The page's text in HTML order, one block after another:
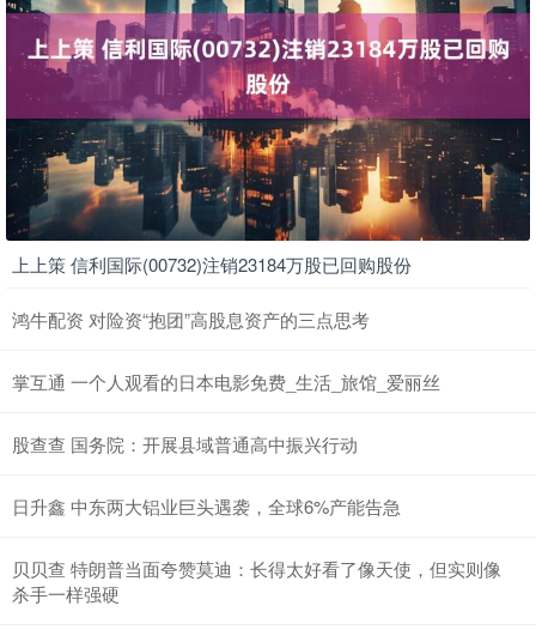
上上策 信利国际(00732)注销23184万股已回购股份
鸿牛配资 对险资“抱团”高股息资产的三点思考
掌互通 一个人观看的日本电影免费_生活_旅馆_爱丽丝
股查查 国务院：开展县域普通高中振兴行动
日升鑫 中东两大铝业巨头遇袭，全球6%产能告急
贝贝查 特朗普当面夸赞莫迪：长得太好看了像天使，但实则像
杀手一样强硬